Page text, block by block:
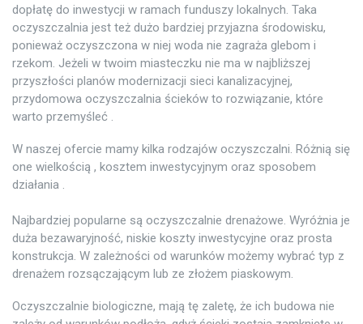
dopłatę do inwestycji w ramach funduszy lokalnych. Taka
oczyszczalnia jest też dużo bardziej przyjazna środowisku,
ponieważ oczyszczona w niej woda nie zagraża glebom i
rzekom. Jeżeli w twoim miasteczku nie ma w najbliższej
przyszłości planów modernizacji sieci kanalizacyjnej,
przydomowa oczyszczalnia ścieków to rozwiązanie, które
warto przemyśleć .
W naszej ofercie mamy kilka rodzajów oczyszczalni. Różnią się
one wielkością , kosztem inwestycyjnym oraz sposobem
działania .
Najbardziej popularne są oczyszczalnie drenażowe. Wyróżnia je
duża bezawaryjność, niskie koszty inwestycyjne oraz prosta
konstrukcja. W zależności od warunków możemy wybrać typ z
drenażem rozsączającym lub ze złożem piaskowym.
Oczyszczalnie biologiczne, mają tę zaletę, że ich budowa nie